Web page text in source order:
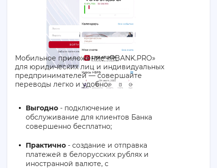
Мобильное приложение «RBANK.PRO»
для юридических лиц и индивидуальных
предпринимателей — совершайте
переводы легко и удобно.
Выгодно - подключение и
обслуживание для клиентов Банка
совершенно бесплатно;
Практично - создание и отправка
платежей в белорусских рублях и
иностранной валюте, с